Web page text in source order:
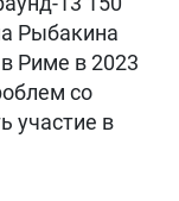
Рыбакина
Риме в 2023
со
участие в